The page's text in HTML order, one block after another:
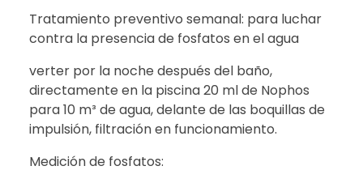
Tratamiento preventivo semanal: para luchar
contra la presencia de fosfatos en el agua
verter por la noche después del baño,
directamente en la piscina 20 ml de Nophos
para 10 m³ de agua, delante de las boquillas de
impulsión, filtración en funcionamiento.
Medición de fosfatos: